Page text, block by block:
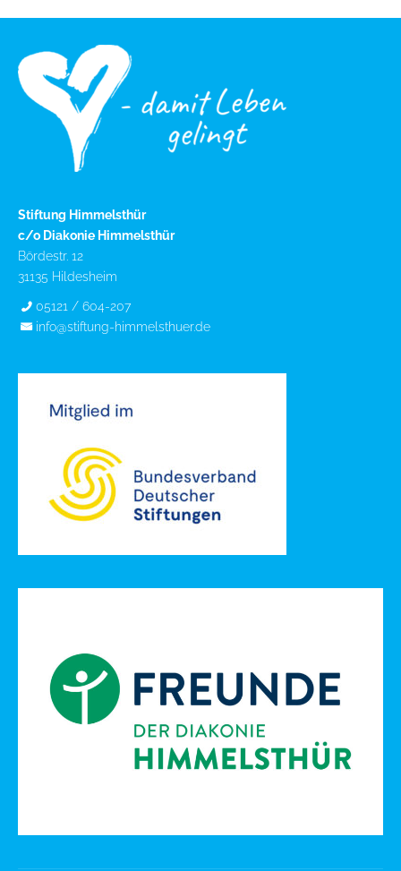
Stiftung Himmelsthür
c/o Diakonie Himmelsthür
Bördestr. 12
31135 Hildesheim
05121 / 604-207
info@stiftung-himmelsthuer.de